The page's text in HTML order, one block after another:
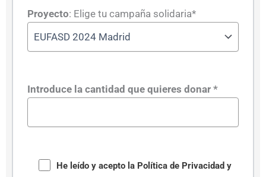
Proyecto: Elige tu campaña solidaria*
Introduce la cantidad que quieres donar *
He leído y acepto la Política de Privacidad y